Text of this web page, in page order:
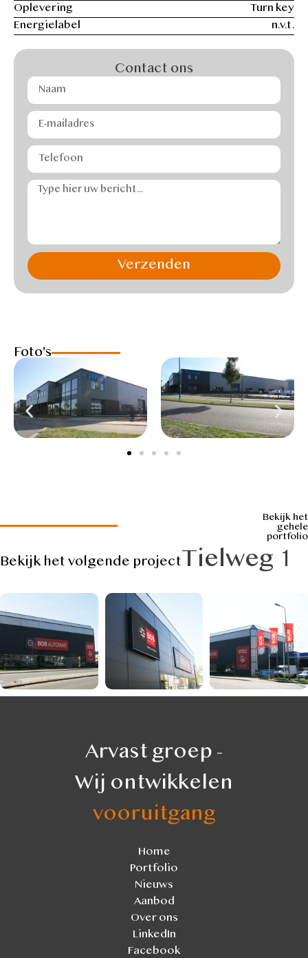
Oplevering
Turn key
Energielabel
n.v.t.
Contact ons
Verzenden
Foto's
Bekijk het
gehele
portfolio
Bekijk het volgende projectTielweg 1
Arvast groep -
Wij ontwikkelen
vooruitgang
Home
Portfolio
Nieuws
Aanbod
Over ons
LinkedIn
Facebook